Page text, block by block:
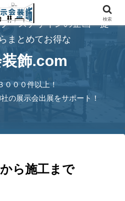
ースデザインの企画・提
まとめてお得な
飾.com
０００件以上！
の展示会出展をサポート！
ら施工まで
検索